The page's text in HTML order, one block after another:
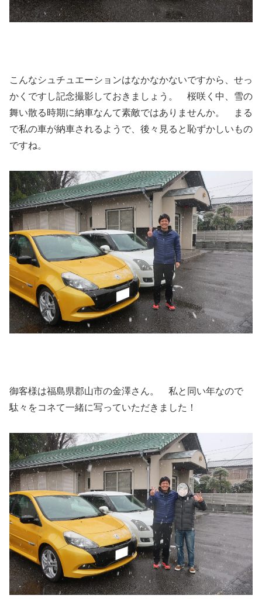
こんなシュチュエーションはなかなかないですから、せっ
かくですし記念撮影しておきましょう。 桜咲く中、雪の
舞い散る時期に納車なんて素敵ではありませんか。 まる
で私の車が納車されるようで、後々見ると恥ずかしいもの
ですね。
御客様は福島県郡山市の金澤さん。 私と同い年なので
駄々をコネて一緒に写っていただきました！